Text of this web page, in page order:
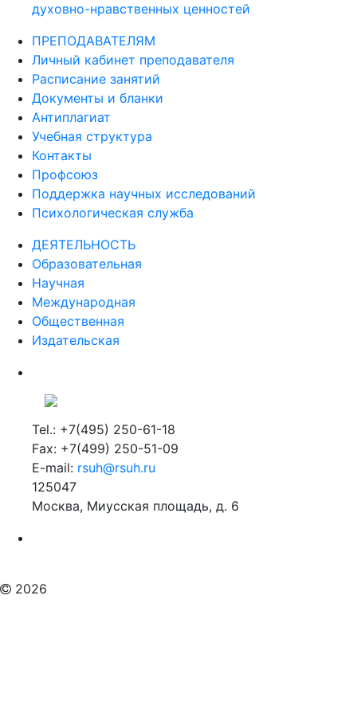
духовно-нравственных ценностей
ПРЕПОДАВАТЕЛЯМ
Личный кабинет преподавателя
Расписание занятий
Документы и бланки
Антиплагиат
Учебная структура
Контакты
Профсоюз
Поддержка научных исследований
Психологическая служба
ДЕЯТЕЛЬНОСТЬ
Образовательная
Научная
Международная
Общественная
Издательская
Tel.: +7(495) 250-61-18
Fax: +7(499) 250-51-09
E-mail: rsuh@rsuh.ru
125047
Москва, Миусская площадь, д. 6
2026